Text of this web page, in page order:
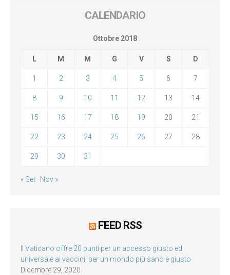
CALENDARIO
Ottobre 2018
L M M G V S D
1 2 3 4 5 6 7
8 9 10 11 12 13 14
15 16 17 18 19 20 21
22 23 24 25 26 27 28
29 30 31
« Set Nov »
FEED RSS
Il Vaticano offre 20 punti per un accesso giusto ed
universale ai vaccini, per un mondo più sano e giusto
Dicembre 29, 2020